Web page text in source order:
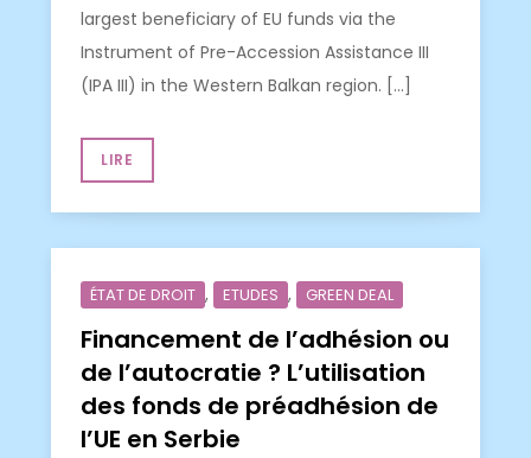
largest beneficiary of EU funds via the
Instrument of Pre-Accession Assistance III
(IPA III) in the Western Balkan region. […]
LIRE
ÉTAT DE DROIT , ETUDES , GREEN DEAL
Financement de l’adhésion ou
de l’autocratie ? L’utilisation
des fonds de préadhésion de
l’UE en Serbie